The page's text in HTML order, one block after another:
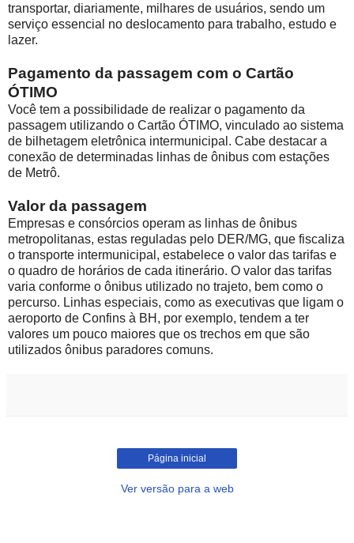
transportar, diariamente, milhares de usuários, sendo um
serviço essencial no deslocamento para trabalho, estudo e
lazer.
Pagamento da passagem com o Cartão
ÓTIMO
Você tem a possibilidade de realizar o pagamento da
passagem utilizando o Cartão ÓTIMO, vinculado ao sistema
de bilhetagem eletrônica intermunicipal. Cabe destacar a
conexão de determinadas linhas de ônibus com estações
de Metrô.
Valor da passagem
Empresas e consórcios operam as linhas de ônibus
metropolitanas, estas reguladas pelo DER/MG, que fiscaliza
o transporte intermunicipal, estabelece o valor das tarifas e
o quadro de horários de cada itinerário. O valor das tarifas
varia conforme o ônibus utilizado no trajeto, bem como o
percurso. Linhas especiais, como as executivas que ligam o
aeroporto de Confins à BH, por exemplo, tendem a ter
valores um pouco maiores que os trechos em que são
utilizados ônibus paradores comuns.
Página inicial
Ver versão para a web